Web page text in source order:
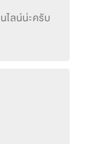
ไลน์น่ะครับ